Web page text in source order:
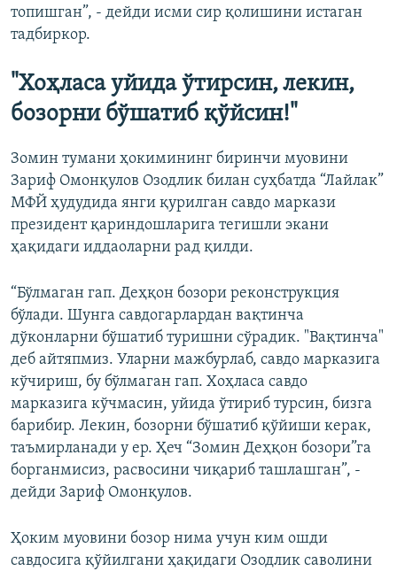
топишган”, - дейди исми сир қолишини истаган
тадбиркор.
"Хоҳласа уйида ўтирсин, лекин,
бозорни бўшатиб қўйсин!"
Зомин тумани ҳокимининг биринчи муовини
Зариф Омонқулов Озодлик билан суҳбатда “Лайлак”
МФЙ ҳудудида янги қурилган савдо маркази
президент қариндошларига тегишли экани
ҳақидаги иддаоларни рад қилди.
“Бўлмаган гап. Деҳқон бозори реконструкция
бўлади. Шунга савдогарлардан вақтинча
дўконларни бўшатиб туришни сўрадик. "Вақтинча"
деб айтяпмиз. Уларни мажбурлаб, савдо марказига
кўчириш, бу бўлмаган гап. Хоҳласа савдо
марказига кўчмасин, уйида ўтириб турсин, бизга
барибир. Лекин, бозорни бўшатиб қўйиши керак,
таъмирланади у ер. Ҳеч “Зомин Деҳқон бозори”га
борганмисиз, расвосини чиқариб ташлашган”, -
дейди Зариф Омонқулов.
Ҳоким муовини бозор нима учун ким ошди
савдосига қўйилгани ҳақидаги Озодлик саволини